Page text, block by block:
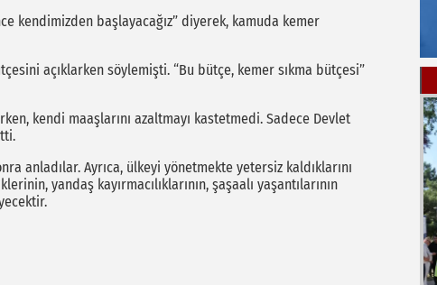
kendimizden başlayacağız” diyerek, kamuda kemer
açıklarken söylemişti. “Bu bütçe, kemer sıkma bütçesi”
kendi maaşlarını azaltmayı kastetmedi. Sadece Devlet
anladılar. Ayrıca, ülkeyi yönetmekte yetersiz kaldıklarını
yandaş kayırmacılıklarının, şaşaalı yaşantılarının